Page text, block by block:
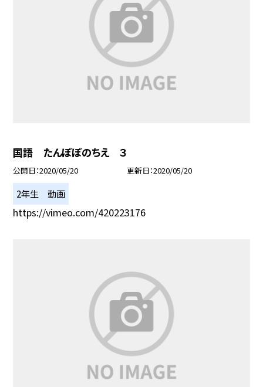
国語 たんぽぽのちえ ３
公開日 2020/05/20 更新日 2020/05/20
2年生 動画
https://vimeo.com/420223176